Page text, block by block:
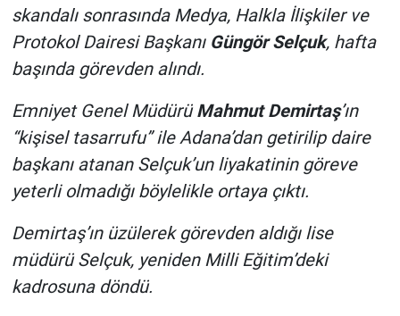
skandalı sonrasında Medya, Halkla İlişkiler ve
Protokol Dairesi Başkanı Güngör Selçuk, hafta
başında görevden alındı.
Emniyet Genel MüdürüMahmut Demirtaş’ın
“kişisel tasarrufu” ile Adana’dan getirilip daire
başkanı atanan Selçuk’un liyakatinin göreve
yeterli olmadığı böylelikle ortaya çıktı.
Demirtaş’ın üzülerek görevden aldığı lise
müdürü Selçuk, yeniden Milli Eğitim’deki
kadrosuna döndü.